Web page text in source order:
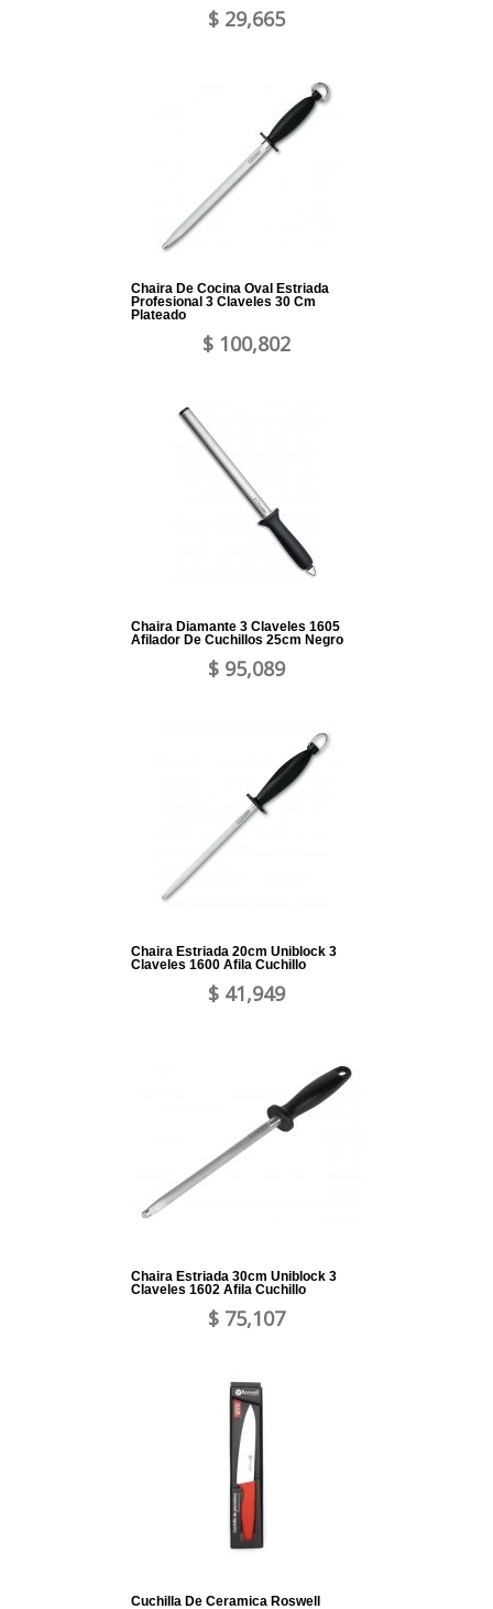
$ 29,665
Chaira De Cocina Oval Estriada
Profesional 3 Claveles 30 Cm
Plateado
$ 100,802
Chaira Diamante 3 Claveles 1605
Afilador De Cuchillos 25cm Negro
$ 95,089
Chaira Estriada 20cm Uniblock 3
Claveles 1600 Afila Cuchillo
$ 41,949
Chaira Estriada 30cm Uniblock 3
Claveles 1602 Afila Cuchillo
$ 75,107
Cuchilla De Ceramica Roswell